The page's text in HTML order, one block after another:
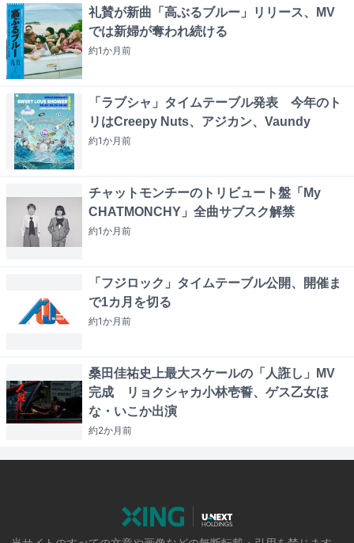
礼賛が新曲「高ぶるブルー」リリース、MV
では新婦が奪われ続ける
約1か月前
「ラブシャ」タイムテーブル発表 今年のト
リはCreepy Nuts、アジカン、Vaundy
約1か月前
チャットモンチーのトリビュート盤「My
CHATMONCHY」全曲サブスク解禁
約1か月前
「フジロック」タイムテーブル公開、開催ま
で1カ月を切る
約1か月前
桑田佳祐史上最大スケールの「人誑し」MV
完成 リョクシャカ小林壱誓、ゲス乙女ほ
な・いこか出演
約2か月前